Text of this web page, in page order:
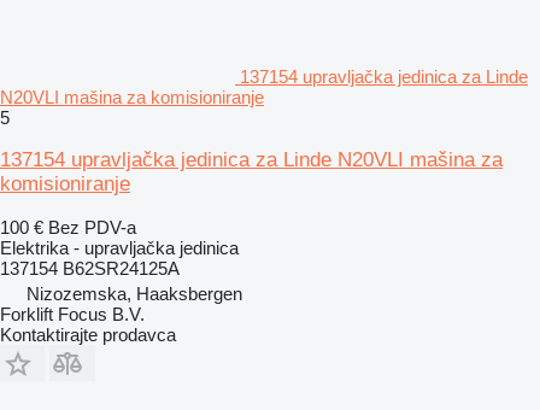
137154 upravljačka jedinica za Linde
N20VLI mašina za komisioniranje
5
137154 upravljačka jedinica za Linde N20VLI mašina za
komisioniranje
100 € Bez PDV-a
Elektrika - upravljačka jedinica
137154 B62SR24125A
Nizozemska, Haaksbergen
Forklift Focus B.V.
Kontaktirajte prodavca